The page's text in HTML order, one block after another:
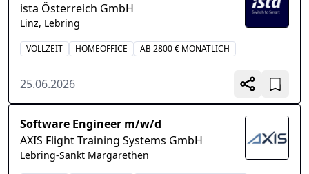
ista Österreich GmbH
Linz, Lebring
VOLLZEIT HOMEOFFICE AB 2800 € MONATLICH
25.06.2026
Software Engineer m/w/d
AXIS Flight Training Systems GmbH
Lebring-Sankt Margarethen